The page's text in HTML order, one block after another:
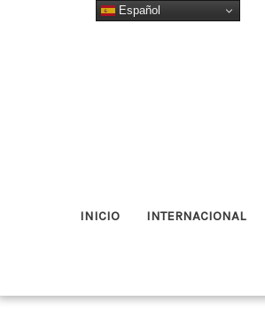
INICIO INTERNACIONAL
Español